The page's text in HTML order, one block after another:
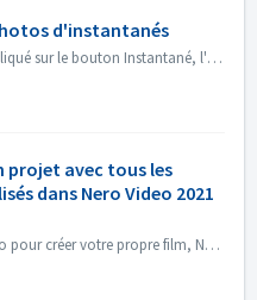
d'instantanés
Dans certains cas, après avoir cliqué sur le bouton Instantané, l'image instantanée n'apparaît pas dans Mes médias. Vous pouvez retrouver l'imag...
projet avec tous les
dans Nero Video 2021
Lorsque vous utilisez Nero Video pour créer votre propre film, Nero Video peut importer vos propres fichiers multimédia tels que des vidéos, de la musique o...